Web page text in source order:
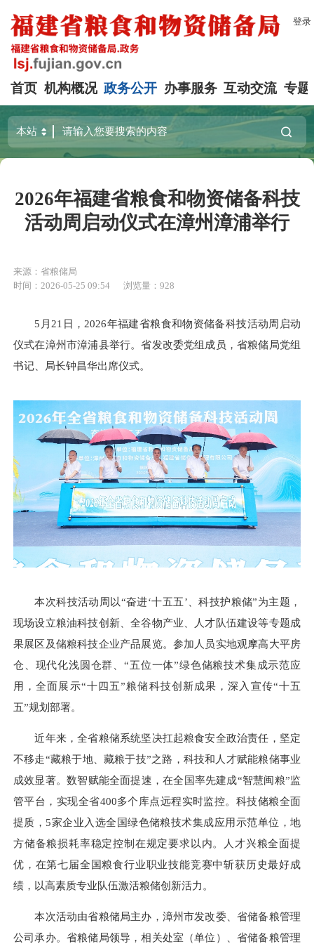
登录
首页 机构概况 政务公开 办事服务 互动交流 专题
2026年福建省粮食和物资储备科技
活动周启动仪式在漳州漳浦举行
来源：省粮储局
时间：2026-05-25 09:54
浏览量：928
5月21日，2026年福建省粮食和物资储备科技活动周启动
仪式在漳州市漳浦县举行。省发改委党组成员，省粮储局党组
书记、局长钟昌华出席仪式。
本次科技活动周以“奋进‘十五五’、科技护粮储”为主题，
现场设立粮油科技创新、全谷物产业、人才队伍建设等专题成
果展区及储粮科技企业产品展览。参加人员实地观摩高大平房
仓、现代化浅圆仓群、“五位一体”绿色储粮技术集成示范应
用，全面展示“十四五”粮储科技创新成果，深入宣传“十五
五”规划部署。
近年来，全省粮储系统坚决扛起粮食安全政治责任，坚定
不移走“藏粮于地、藏粮于技”之路，科技和人才赋能粮储事业
成效显著。数智赋能全面提速，在全国率先建成“智慧闽粮”监
管平台，实现全省400多个库点远程实时监控。科技储粮全面
提质，5家企业入选全国绿色储粮技术集成应用示范单位，地
方储备粮损耗率稳定控制在规定要求以内。人才兴粮全面提
优，在第七届全国粮食行业职业技能竞赛中斩获历史最好成
绩，以高素质专业队伍激活粮储创新活力。
本次活动由省粮储局主办，漳州市发改委、省储备粮管理
公司承办。省粮储局领导，相关处室（单位）、省储备粮管理